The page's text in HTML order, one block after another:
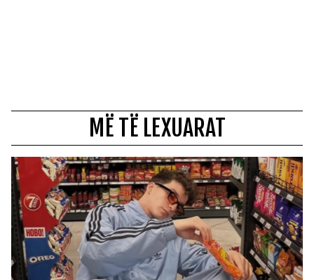
MË TË LEXUARAT